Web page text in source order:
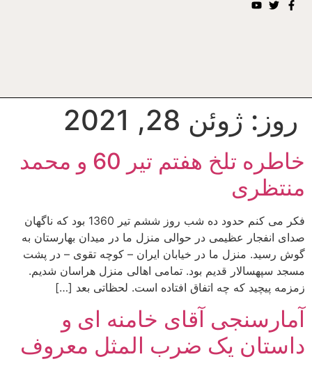
روز: ژوئن 28, 2021
خاطره تلخ هفتم تیر 60 و محمد
منتظری
فکر می کنم حدود ده شب روز ششم تیر 1360 بود که ناگهان
صدای انفجار عظیمی در حوالی منزل ما در میدان بهارستان به
گوش رسید. منزل ما در خیابان ایران – کوچه تقوی – در پشت
مسجد سپهسالار قدیم بود. تمامی اهالی منزل هراسان شدیم.
زمزمه پیچید که چه اتفاق افتاده است. لحظاتی بعد […]
آمارسنجی آقای خامنه ای و
داستان یک ضرب المثل معروف